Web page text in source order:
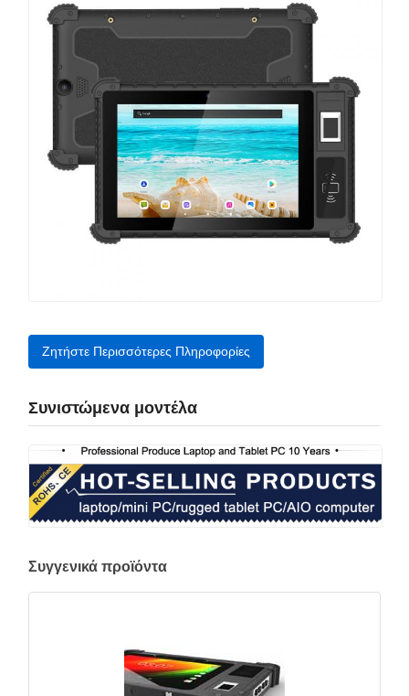
Ζητήστε Περισσότερες Πληροφορίες
Συνιστώμενα μοντέλα
Συγγενικά προϊόντα